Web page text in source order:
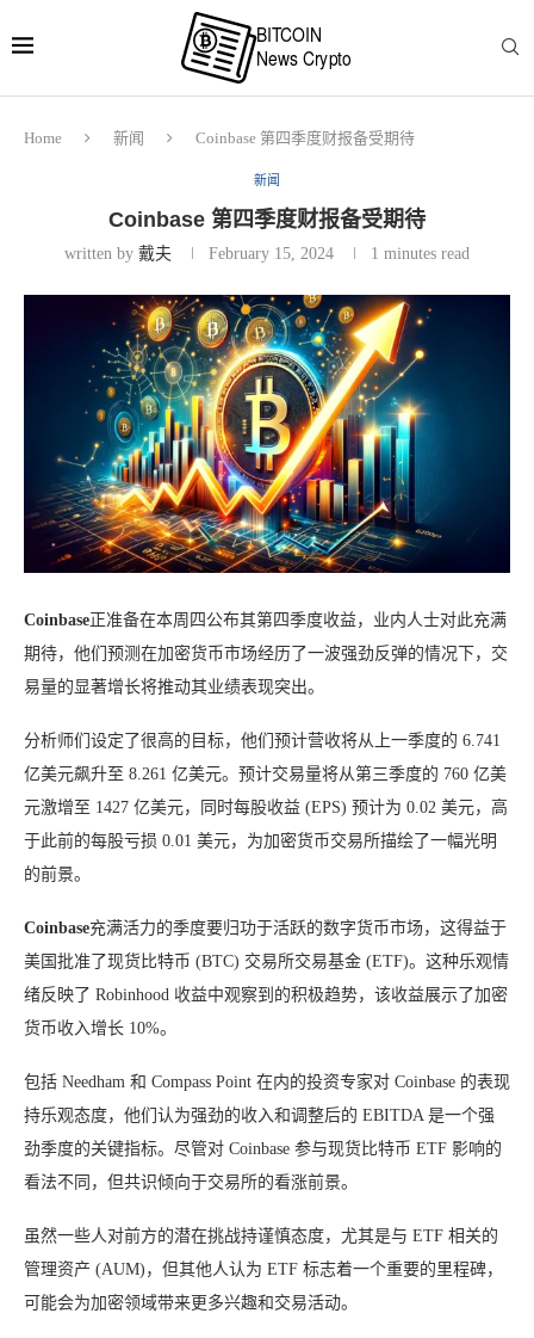
Home 新闻 Coinbase 第四季度财报备受期待
新闻
Coinbase 第四季度财报备受期待
written by 戴夫 February 15, 2024 1 minutes read
Coinbase正准备在本周四公布其第四季度收益，业内人士对此充满
期待，他们预测在加密货币市场经历了一波强劲反弹的情况下，交
易量的显著增长将推动其业绩表现突出。
分析师们设定了很高的目标，他们预计营收将从上一季度的 6.741
亿美元飙升至 8.261 亿美元。预计交易量将从第三季度的 760 亿美
元激增至 1427 亿美元，同时每股收益 (EPS) 预计为 0.02 美元，高
于此前的每股亏损 0.01 美元，为加密货币交易所描绘了一幅光明
的前景。
Coinbase充满活力的季度要归功于活跃的数字货币市场，这得益于
美国批准了现货比特币 (BTC) 交易所交易基金 (ETF)。这种乐观情
绪反映了 Robinhood 收益中观察到的积极趋势，该收益展示了加密
货币收入增长 10%。
包括 Needham 和 Compass Point 在内的投资专家对 Coinbase 的表现
持乐观态度，他们认为强劲的收入和调整后的 EBITDA 是一个强
劲季度的关键指标。尽管对 Coinbase 参与现货比特币 ETF 影响的
看法不同，但共识倾向于交易所的看涨前景。
虽然一些人对前方的潜在挑战持谨慎态度，尤其是与 ETF 相关的
管理资产 (AUM)，但其他人认为 ETF 标志着一个重要的里程碑，
可能会为加密领域带来更多兴趣和交易活动。